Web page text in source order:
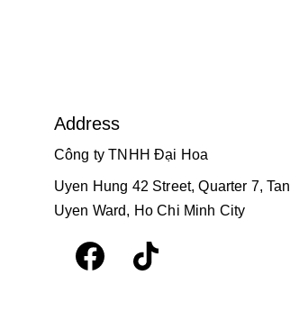
Address
Công ty TNHH Đại Hoa
Uyen Hung 42 Street, Quarter 7, Tan
Uyen Ward, Ho Chi Minh City